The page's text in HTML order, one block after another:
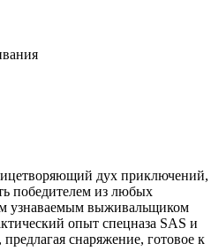
дух приключений,
победителем из любых
узнаваемым выживальщиком
опыт спецназа SAS и
снаряжение, готовое к